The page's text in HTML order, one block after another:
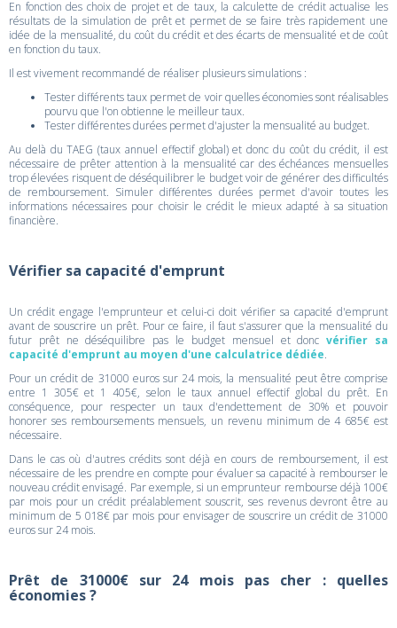
En fonction des choix de projet et de taux, la calculette de crédit actualise les
résultats de la simulation de prêt et permet de se faire très rapidement une
idée de la mensualité, du coût du crédit et des écarts de mensualité et de coût
en fonction du taux.
Il est vivement recommandé de réaliser plusieurs simulations :
Tester différents taux permet de voir quelles économies sont réalisables
pourvu que l'on obtienne le meilleur taux.
Tester différentes durées permet d'ajuster la mensualité au budget.
Au delà du TAEG (taux annuel effectif global) et donc du coût du crédit, il est
nécessaire de prêter attention à la mensualité car des échéances mensuelles
trop élevées risquent de déséquilibrer le budget voir de générer des difficultés
de remboursement. Simuler différentes durées permet d'avoir toutes les
informations nécessaires pour choisir le crédit le mieux adapté à sa situation
financière.
Vérifier sa capacité d'emprunt
Un crédit engage l'emprunteur et celui-ci doit vérifier sa capacité d'emprunt
avant de souscrire un prêt. Pour ce faire, il faut s'assurer que la mensualité du
futur prêt ne déséquilibre pas le budget mensuel et doncvérifier sa
capacité d'emprunt au moyen d'une calculatrice dédiée.
Pour un crédit de 31000 euros sur 24 mois, la mensualité peut être comprise
entre 1 305€ et 1 405€, selon le taux annuel effectif global du prêt. En
conséquence, pour respecter un taux d'endettement de 30% et pouvoir
honorer ses remboursements mensuels, un revenu minimum de 4 685€ est
nécessaire.
Dans le cas où d'autres crédits sont déjà en cours de remboursement, il est
nécessaire de les prendre en compte pour évaluer sa capacité à rembourser le
nouveau crédit envisagé. Par exemple, si un emprunteur rembourse déjà 100€
par mois pour un crédit préalablement souscrit, ses revenus devront être au
minimum de 5 018€ par mois pour envisager de souscrire un crédit de 31000
euros sur 24 mois.
Prêt de 31000€ sur 24 mois pas cher : quelles
économies ?